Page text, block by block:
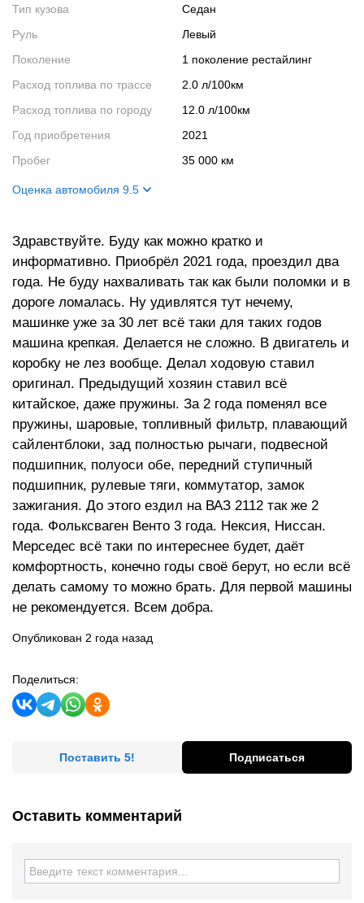
Тип кузова
Седан
Руль
Левый
Поколение
1 поколение рестайлинг
Расход топлива по трассе
2.0 л/100км
Расход топлива по городу
12.0 л/100км
Год приобретения
2021
Пробег
35 000 км
Оценка автомобиля 9.5
Салон
8
Двигатель
10
Ходовые качества
10
Здравствуйте. Буду как можно кратко и
информативно. Приобрёл 2021 года, проездил два
года. Не буду нахваливать так как были поломки и в
дороге ломалась. Ну удивлятся тут нечему,
машинке уже за 30 лет всё таки для таких годов
машина крепкая. Делается не сложно. В двигатель и
коробку не лез вообще. Делал ходовую ставил
оригинал. Предыдущий хозяин ставил всё
китайское, даже пружины. За 2 года поменял все
пружины, шаровые, топливный фильтр, плавающий
сайлентблоки, зад полностью рычаги, подвесной
подшипник, полуоси обе, передний ступичный
подшипник, рулевые тяги, коммутатор, замок
зажигания. До этого ездил на ВАЗ 2112 так же 2
года. Фольксваген Венто 3 года. Нексия, Ниссан.
Мерседес всё таки по интереснее будет, даёт
комфортность, конечно годы своё берут, но если всё
делать самому то можно брать. Для первой машины
не рекомендуется. Всем добра.
Опубликован 2 года назад
Поделиться:
Поставить 5! Подписаться
Оставить комментарий